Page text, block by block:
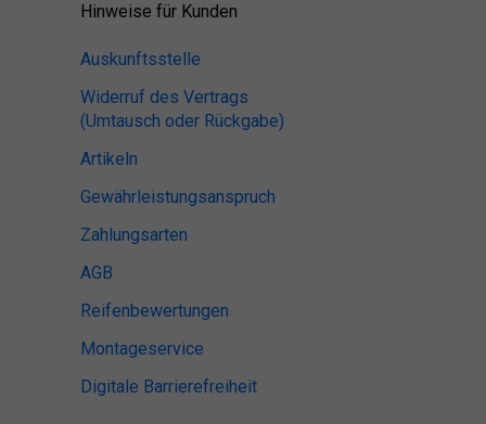
Hinweise für Kunden
Auskunftsstelle
Widerruf des Vertrags
(Umtausch oder Rückgabe)
Artikeln
Gewährleistungsanspruch
Zahlungsarten
AGB
Reifenbewertungen
Montageservice
Digitale Barrierefreiheit